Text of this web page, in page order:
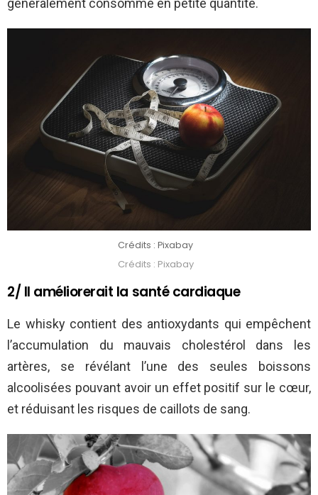
généralement consommé en petite quantité.
Crédits : Pixabay
Crédits : Pixabay
2/ Il améliorerait la santé cardiaque
Le whisky contient des antioxydants qui empêchent
l’accumulation du mauvais cholestérol dans les
artères, se révélant l’une des seules boissons
alcoolisées pouvant avoir un effet positif sur le cœur,
et réduisant les risques de caillots de sang.